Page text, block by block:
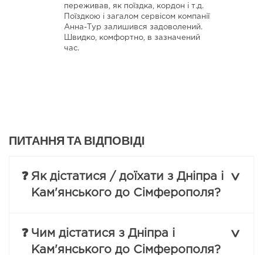
переживав, як поїздка, кордон і т.д.
Поїздкою і загалом сервісом компанії
Анна-Тур залишився задоволений.
Швидко, комфортно, в зазначений
час.
ПИТАННЯ ТА ВІДПОВІДІ
❓ Як дістатися / доїхати з Дніпра і
Кам'янського до Сімферополя?
❓ Чим дістатися з Дніпра і
Кам'янського до Сімферополя?